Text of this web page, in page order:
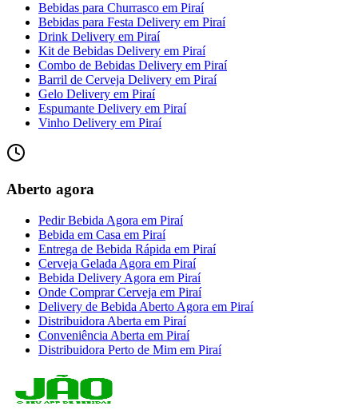
Bebidas para Churrasco em Piraí
Bebidas para Festa Delivery em Piraí
Drink Delivery em Piraí
Kit de Bebidas Delivery em Piraí
Combo de Bebidas Delivery em Piraí
Barril de Cerveja Delivery em Piraí
Gelo Delivery em Piraí
Espumante Delivery em Piraí
Vinho Delivery em Piraí
Aberto agora
Pedir Bebida Agora em Piraí
Bebida em Casa em Piraí
Entrega de Bebida Rápida em Piraí
Cerveja Gelada Agora em Piraí
Bebida Delivery Agora em Piraí
Onde Comprar Cerveja em Piraí
Delivery de Bebida Aberto Agora em Piraí
Distribuidora Aberta em Piraí
Conveniência Aberta em Piraí
Distribuidora Perto de Mim em Piraí